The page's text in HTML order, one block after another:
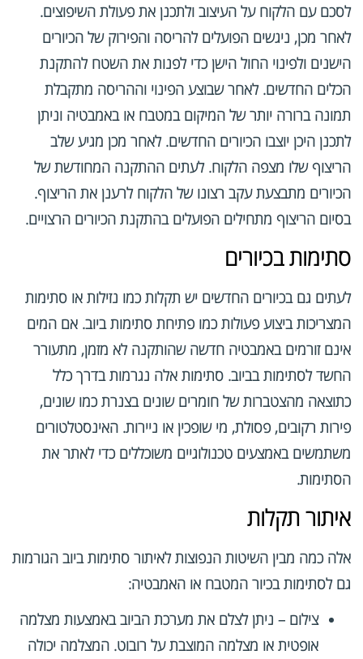
לסכם עם הלקוח על העיצוב ולתכנן את פעולת השיפוצים.
לאחר מכן, ניגשים הפועלים להריסה והפירוק של הכיורים
הישנים ולפינוי החול הישן כדי לפנות את השטח להתקנת
הכלים החדשים. לאחר שבוצע הפינוי וההריסה מתקבלת
תמונה ברורה יותר של המיקום במטבח או באמבטיה וניתן
לתכנן היכן יוצבו הכיורים החדשים. לאחר מכן מגיע שלב
הריצוף שלו מצפה הלקוח. לעתים ההתקנה המחודשת של
הכיורים מתבצעת עקב רצונו של הלקוח לרענן את הריצוף.
בסיום הריצוף מתחילים הפועלים בהתקנת הכיורים הרצויים.
סתימות בכיורים
לעתים גם בכיורים החדשים יש תקלות כמו נזילות או סתימות
המצריכות ביצוע פעולות כמו פתיחת סתימות ביוב. אם המים
אינם זורמים באמבטיה חדשה שהותקנה לא מזמן, מתעורר
החשד לסתימות בביוב. סתימות אלה נגרמות בדרך כלל
כתוצאה מהצטברות של חומרים שונים בצנרת כמו שונים,
פירות רקובים, פסולת, מי שופכין או ניירות. האינסטלטורים
משתמשים באמצעים טכנולוגיים משוכללים כדי לאתר את
הסתימות.
איתור תקלות
אלה כמה מבין השיטות הנפוצות לאיתור סתימות ביוב הגורמות
גם לסתימות בכיור המטבח או האמבטיה:
צילום – ניתן לצלם את מערכת הביוב באמצעות מצלמה
אופטית או מצלמה המוצבת על רובוט. המצלמה יכולה